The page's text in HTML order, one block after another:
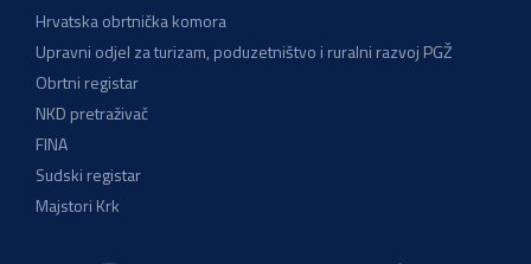
Hrvatska obrtnička komora
Upravni odjel za turizam, poduzetništvo i ruralni razvoj PGŽ
Obrtni registar
NKD pretraživač
FINA
Sudski registar
Majstori Krk